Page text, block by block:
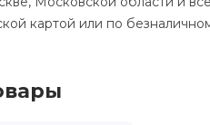
картой или по